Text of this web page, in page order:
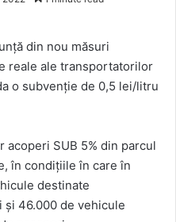
din nou măsuri
reale ale transportatorilor
o subvenție de 0,5 lei/litru
acoperi SUB 5% din parcul
în condițiile în care în
destinate
46.000 de vehicule